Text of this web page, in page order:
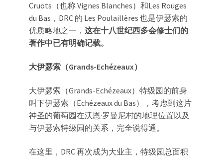
Cruots（也称 Vignes Blanches）和Les Rouges
du Bas，DRC 的 Les Poulaillères 也是伊瑟索的
优质略地之一， 这在十八世纪西多会修士们的
著作中已有明确记载。
大伊瑟索（Grands-Echézeaux）
大伊瑟索（Grands-Echézeaux）特级园的前身
叫下伊瑟索（Echézeaux du Bas），考虑到这片
神圣的葡萄园在沃恩·罗曼尼村的地理位置以及
与伊瑟索特级园的关系，完全说得通。
在这里，DRC 再次成为大业主，特级园总面积